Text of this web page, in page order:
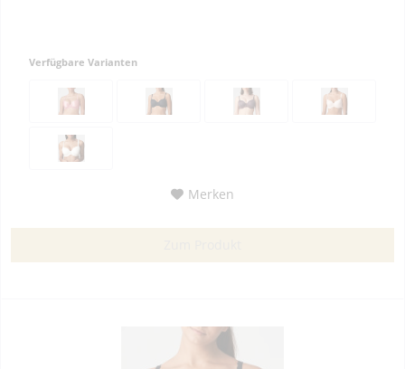
Verfügbare Varianten
Merken